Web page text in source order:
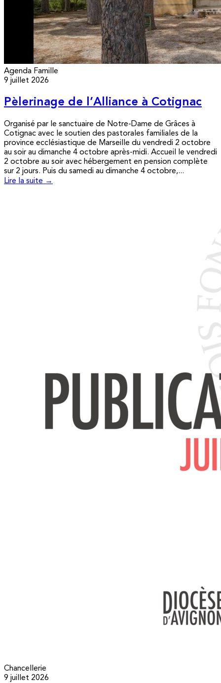
Agenda Famille
9 juillet 2026
Pèlerinage de l’Alliance à Cotignac
Organisé par le sanctuaire de Notre-Dame de Grâces à
Cotignac avec le soutien des pastorales familiales de la
province ecclésiastique de Marseille du vendredi 2 octobre
au soir au dimanche 4 octobre après-midi. Accueil le vendredi
2 octobre au soir avec hébergement en pension complète
sur 2 jours. Puis du samedi au dimanche 4 octobre,...
Lire la suite →
Chancellerie
9 juillet 2026